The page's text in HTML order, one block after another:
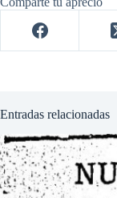
Entradas relacionadas